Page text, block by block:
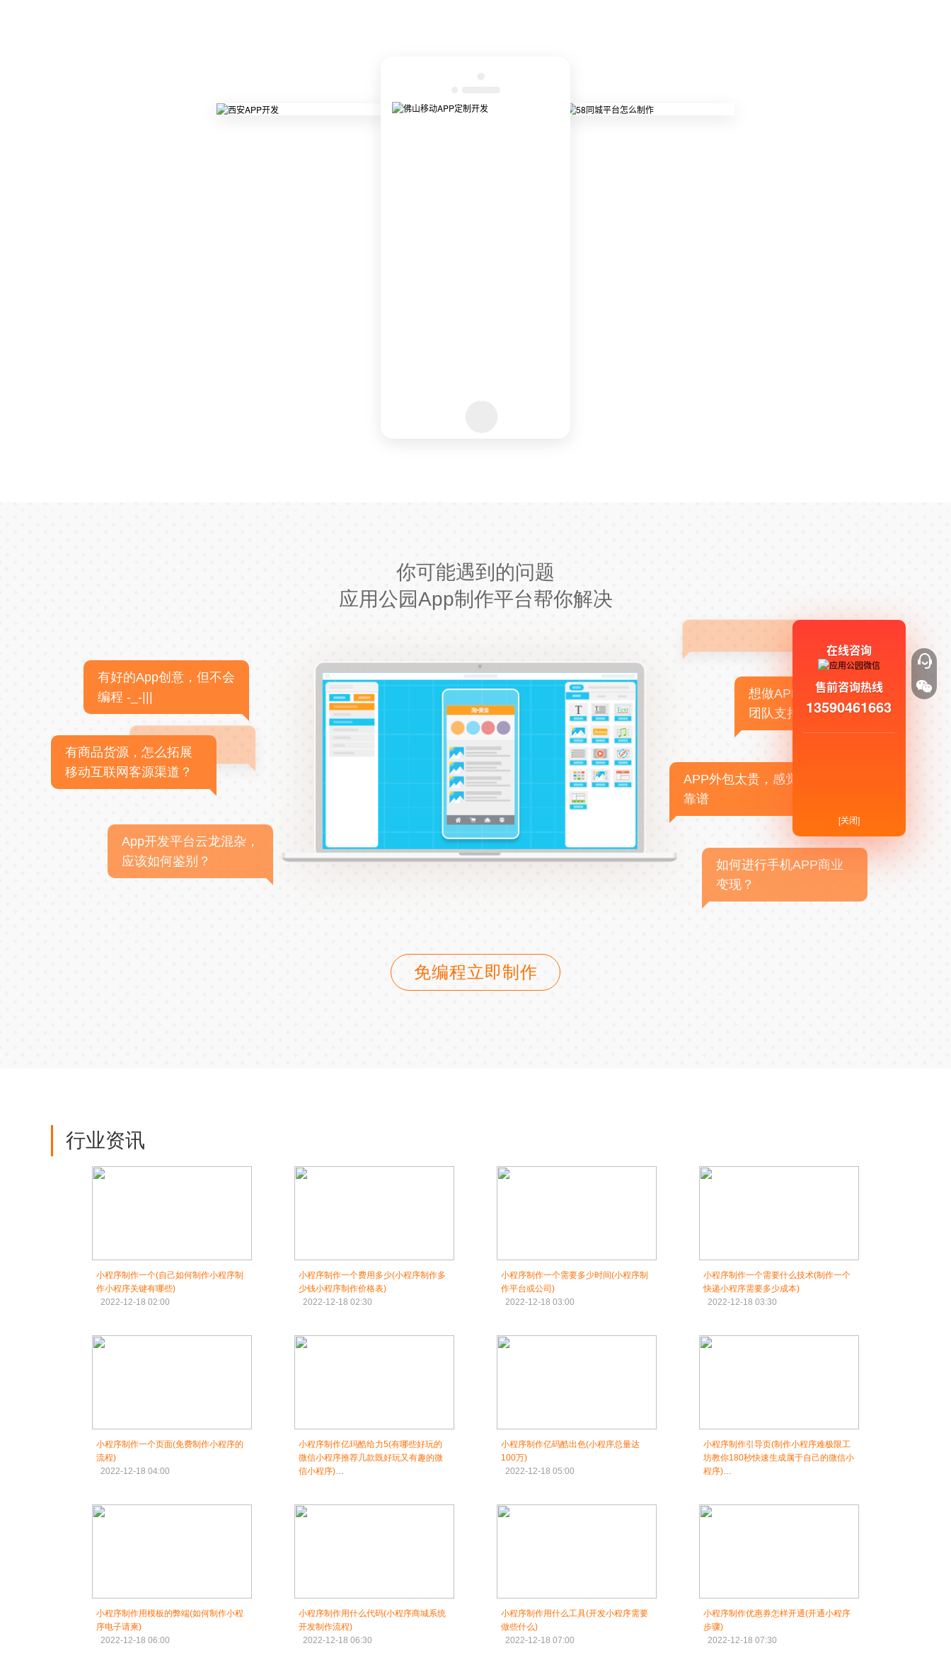
你可能遇到的问题
应用公园App制作平台帮你解决
有好的App创意，但不会
编程 -_-|||
有商品货源，怎么拓展
移动互联网客源渠道？
App开发平台云龙混杂，
应该如何鉴别？
想做APP，但没有技术
团队支持
APP外包太贵，感觉不
靠谱
如何进行手机APP商业
变现？
免编程立即制作
行业资讯
小程序制作一个(自己如何制作小程序制
作小程序关键有哪些)
2022-12-18 02:00
小程序制作一个费用多少(小程序制作多
少钱小程序制作价格表)
2022-12-18 02:30
小程序制作一个需要多少时间(小程序制
作平台或公司)
2022-12-18 03:00
小程序制作一个需要什么技术(制作一个
快递小程序需要多少成本)
2022-12-18 03:30
小程序制作一个页面(免费制作小程序的
流程)
2022-12-18 04:00
小程序制作亿玛酷给力5(有哪些好玩的
微信小程序推荐几款既好玩又有趣的微
信小程序)
小程序制作亿码酷出色(小程序总量达
100万)
2022-12-18 05:00
小程序制作引导页(制作小程序难极限工
坊教你180秒快速生成属于自己的微信小
程序)
小程序制作用模板的弊端(如何制作小程
序电子请柬)
2022-12-18 06:00
小程序制作用什么代码(小程序商城系统
开发制作流程)
2022-12-18 06:30
小程序制作用什么工具(开发小程序需要
做些什么)
2022-12-18 07:00
小程序制作优惠券怎样开通(开通小程序
步骤)
2022-12-18 07:30
在线咨询
售前咨询热线
13590461663
[关闭]